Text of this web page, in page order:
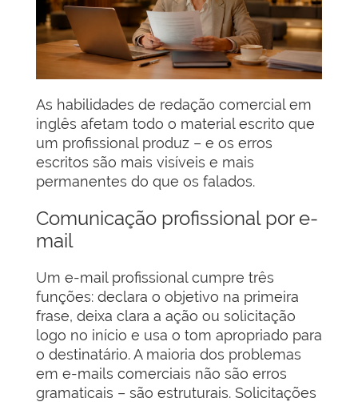
As habilidades de redação comercial em
inglês afetam todo o material escrito que
um profissional produz – e os erros
escritos são mais visíveis e mais
permanentes do que os falados.
Comunicação profissional por e-
mail
Um e-mail profissional cumpre três
funções: declara o objetivo na primeira
frase, deixa clara a ação ou solicitação
logo no início e usa o tom apropriado para
o destinatário. A maioria dos problemas
em e-mails comerciais não são erros
gramaticais – são estruturais. Solicitações